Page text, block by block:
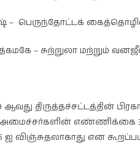
– பெருந்தோட்டக்
– சுற்றுலா மற்றும்
திருத்தச்சட்டத்தின்
எண்ணிக்கை
என